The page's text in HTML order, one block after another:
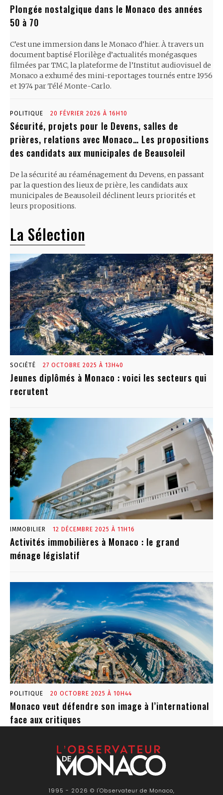
Plongée nostalgique dans le Monaco des années
50 à 70
C’est une immersion dans le Monaco d’hier. À travers un
document baptisé Florilège d’actualités monégasques
filmées par TMC, la plateforme de l’Institut audiovisuel de
Monaco a exhumé des mini-reportages tournés entre 1956
et 1974 par Télé Monte-Carlo.
POLITIQUE 20 FÉVRIER 2026 À 16H10
Sécurité, projets pour le Devens, salles de
prières, relations avec Monaco… Les propositions
des candidats aux municipales de Beausoleil
De la sécurité au réaménagement du Devens, en passant
par la question des lieux de prière, les candidats aux
municipales de Beausoleil déclinent leurs priorités et
leurs propositions.
La Sélection
SOCIÉTÉ 27 OCTOBRE 2025 À 13H40
Jeunes diplômés à Monaco : voici les secteurs qui
recrutent
IMMOBILIER 12 DÉCEMBRE 2025 À 11H16
Activités immobilières à Monaco : le grand
ménage législatif
POLITIQUE 20 OCTOBRE 2025 À 10H44
Monaco veut défendre son image à l’international
face aux critiques
1995 - 2026 © l'Observateur de Monaco,